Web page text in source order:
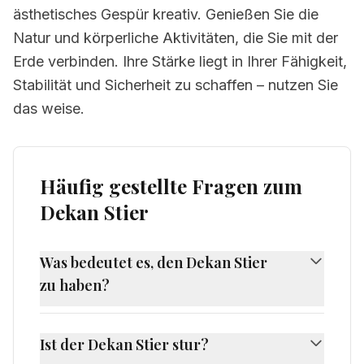
ästhetisches Gespür kreativ. Genießen Sie die
Natur und körperliche Aktivitäten, die Sie mit der
Erde verbinden. Ihre Stärke liegt in Ihrer Fähigkeit,
Stabilität und Sicherheit zu schaffen – nutzen Sie
das weise.
Häufig gestellte Fragen zum
Dekan Stier
Was bedeutet es, den Dekan Stier
zu haben?
Den Dekan Stier zu haben bedeutet, dass das
Zeichen Stier zum Zeitpunkt Ihrer Geburt am
Ist der Dekan Stier stur?